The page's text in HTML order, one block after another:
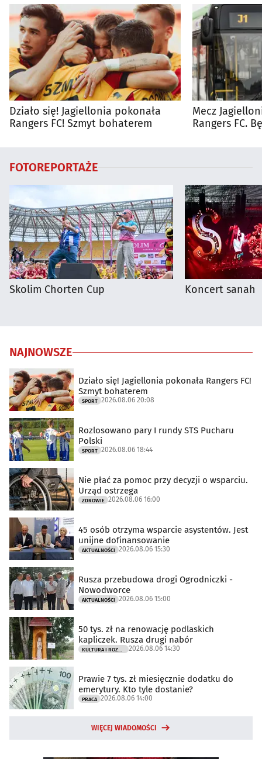
Działo się! Jagiellonia pokonała
Rangers FC! Szmyt bohaterem
Mecz
Rangers FC.
FOTOREPORTAŻE
Skolim Chorten Cup Koncert sanah
NAJNOWSZE
Działo się! Jagiellonia pokonała Rangers FC!
Szmyt bohaterem
SPORT 2026.08.06 20:08
Rozlosowano pary I rundy STS Pucharu
Polski
SPORT 2026.08.06 18:44
Nie płać za pomoc przy decyzji o wsparciu.
Urząd ostrzega
ZDROWIE 2026.08.06 16:00
45 osób otrzyma wsparcie asystentów. Jest
unijne dofinansowanie
AKTUALNOŚCI 2026.08.06 15:30
Rusza przebudowa drogi Ogrodniczki -
Nowodworce
AKTUALNOŚCI 2026.08.06 15:00
50 tys. zł na renowację podlaskich
kapliczek. Rusza drugi nabór
2026.08.06 14:30
Prawie 7 tys. zł miesięcznie dodatku do
emerytury. Kto tyle dostanie?
PRACA 2026.08.06 14:00
WIĘCEJ WIADOMOŚCI